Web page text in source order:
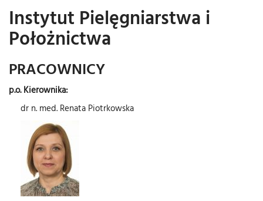
Instytut Pielęgniarstwa i
Położnictwa
PRACOWNICY
p.o. Kierownika:
dr n. med. Renata Piotrkowska